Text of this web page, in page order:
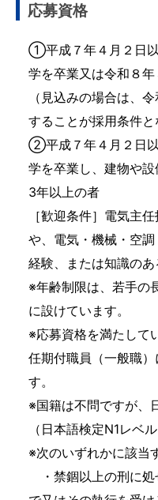
応募資格
①平成７年４月２日
学を卒業又は令和８
（見込みの場合は、
することが採用条件と
②平成７年４月２日
学を卒業し、建物や
3年以上の者
［歓迎条件］電気主
や、電気・機械・空
経験、または知識のあ
※年齢制限は、若手の
に設けています。
※応募資格を満たして
任期付職員（一般職
す。
※国籍は不問ですが、
（日本語検定N1レベ
※次のいずれかに該当
・禁錮以上の刑に処